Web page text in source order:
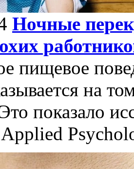
Ночные
пищевое
на
показало